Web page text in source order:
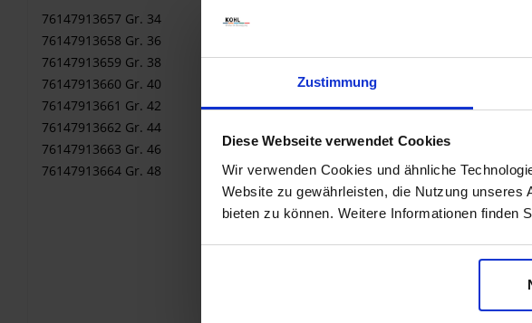
Zustimmung
Diese Webseite verwendet Cookies
Wir verwenden Cookies und ähnliche
Website zu gewährleisten, die Nutzung
bieten zu können. Weitere Informationen finden
76147913657 Gr. 34
76147913658 Gr. 36
76147913659 Gr. 38
76147913660 Gr. 40
76147913661 Gr. 42
76147913662 Gr. 44
76147913663 Gr. 46
76147913664 Gr. 48